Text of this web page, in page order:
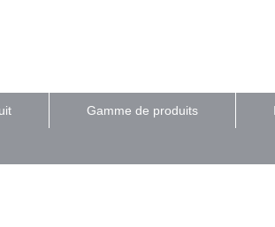
Gamme de produits